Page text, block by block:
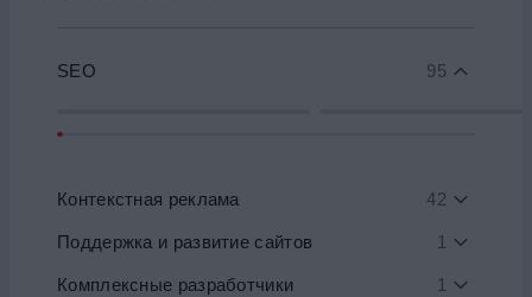
SEO 95
Контекстная реклама 42
Поддержка и развитие сайтов 1
Комплексные разработчики 1